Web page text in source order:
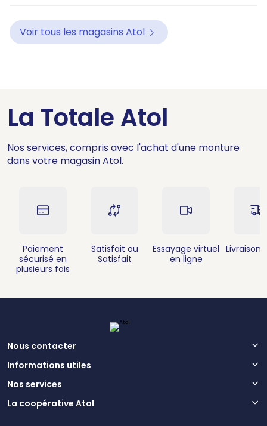
Voir tous les magasins Atol
La Totale Atol
Nos services, compris avec l'achat d'une monture
dans votre magasin Atol.
Paiement
sécurisé en
plusieurs fois
Satisfait ou
Satisfait
Essayage virtuel
en ligne
Livraison
Nous contacter
Informations utiles
Nos services
La coopérative Atol